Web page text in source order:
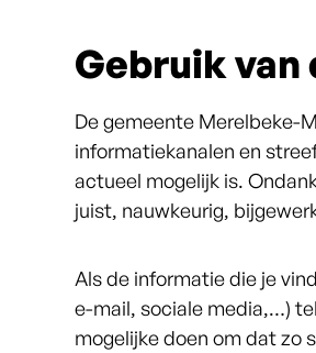
Gebruik van
De gemeente Merelbeke-
informatiekanalen en
actueel mogelijk is.
juist, nauwkeurig,
Als de informatie die je
e-mail, sociale media,…)
mogelijke doen om dat zo